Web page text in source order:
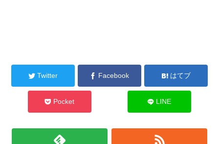
Twitter Facebook はてブ
Pocket LINE